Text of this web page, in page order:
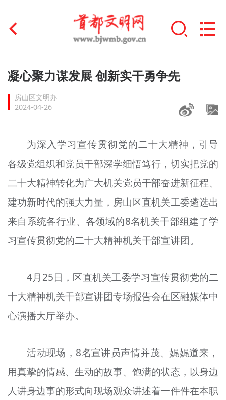
首页
文明创建
文明培育
+
未成年人思想道德建设
榜样人物
+
身边好人
文明评论
宣传思想文化人才
专题
凝心聚力谋发展 创新实干勇争先
房山区文明办
2024-04-26
为深入学习宣传贯彻党的二十大精神，引导
各级党组织和党员干部深学细悟笃行，切实把党的
二十大精神转化为广大机关党员干部奋进新征程、
建功新时代的强大力量，房山区直机关工委遴选出
来自系统各行业、各领域的8名机关干部组建了学
习宣传贯彻党的二十大精神机关干部宣讲团。
4月25日，区直机关工委学习宣传贯彻党的二
十大精神机关干部宣讲团专场报告会在区融媒体中
心演播大厅举办。
活动现场，8名宣讲员声情并茂、娓娓道来，
用真挚的情感、生动的故事、饱满的状态，以身边
人讲身边事的形式向现场观众讲述着一件件在本职